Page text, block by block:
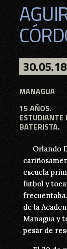
30.05.18
MANAGUA -
15 AÑOS.
ESTUDIANTE
BATERISTA.
Orlando
escuela
futbol y
de la
Managua y
pesar de
30.05.18
MANAGUA
15 AÑOS.
ESTUDIANTE
BATERISTA.
Orlando
escuela
futbol y
de la
Managua y
pesar de